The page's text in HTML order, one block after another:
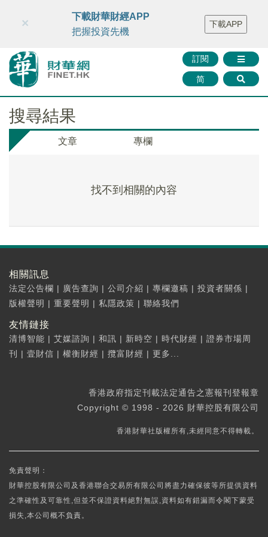
財華智庫網 FINTV FINMETA 財華證券 媒體矩陣
智庫沙龍
聯絡我們
訂閱
简
×
下載財華財經APP
把握投資先機
下載APP
搜尋結果
文章 專欄
找不到相關的內容
相關訊息
法定公告欄 | 廣告查詢 | 公司介紹 | 專欄邀稿 | 投資者關係 |
版權聲明 | 重要聲明 | 私隱政策 | 聯絡我們
友情鏈接
清博智能 | 艾媒諮詢 | 和訊 | 新時空 | 時代財經 | 證券市場周
刊
| 壹財信 | 權衡財經 | 攬富財經 | 更多...
香港政府指定刊載法定通告之憲報刊登報章
Copyright © 1998 - 2026 財華控股有限公司
香港財華社版權所有,未經同意不得轉載。
免責聲明：
財華控股有限公司及香港聯合交易所有限公司將盡力確保彼等所提供資料
之準確性及可靠性,但並不保證資料絕對無誤,資料如有錯漏而令閣下蒙受
損失,本公司概不負責。